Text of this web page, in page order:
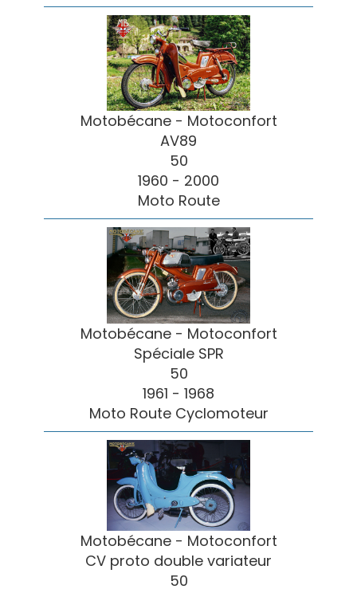
Motobécane - Motoconfort
AV89
50
1960 - 2000
Moto Route
Motobécane - Motoconfort
Spéciale SPR
50
1961 - 1968
Moto Route Cyclomoteur
Motobécane - Motoconfort
CV proto double variateur
50